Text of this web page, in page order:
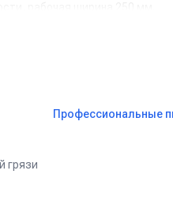
в хостеле, небольшой
Профессиональные
грязи